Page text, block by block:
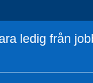
ledig från